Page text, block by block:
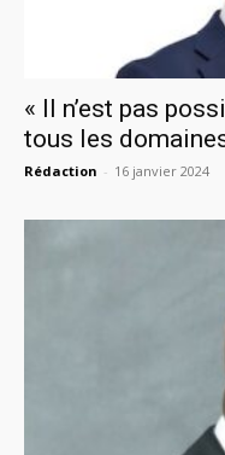
« Il n’est pas
tous les
Rédaction - 16 janvier 2024